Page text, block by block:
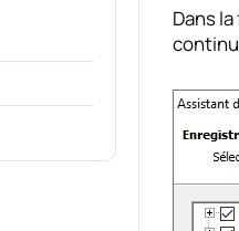
Dans